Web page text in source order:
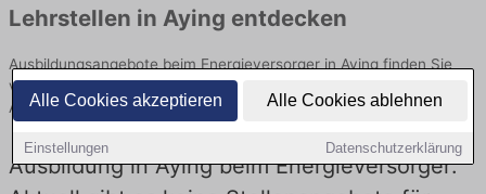
Alle Cookies akzeptieren Alle Cookies ablehnen
Einstellungen Datenschutzerklärung
Lehrstellen in Aying entdecken
Ausbildungsangebote beim Energieversorger in Aying finden Sie
von namhaften Firmen. Entdecken Sie freie Optionen von Top-
Arbeitgebern und bewerben Sie sich noch heute.
Ausbildung in Aying beim Energieversorger: